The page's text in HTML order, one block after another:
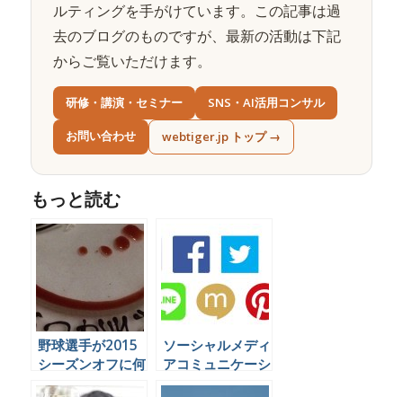
ルティングを手がけています。この記事は過
去のブログのものですが、最新の活動は下記
からご覧いただけます。
研修・講演・セミナー SNS・AI活用コンサル
お問い合わせ webtiger.jp トップ →
もっと読む
野球選手が2015
シーズンオフに何
をやっているかを
ソーシャルメディ
アコミュニケーシ
ョンの代行業務を